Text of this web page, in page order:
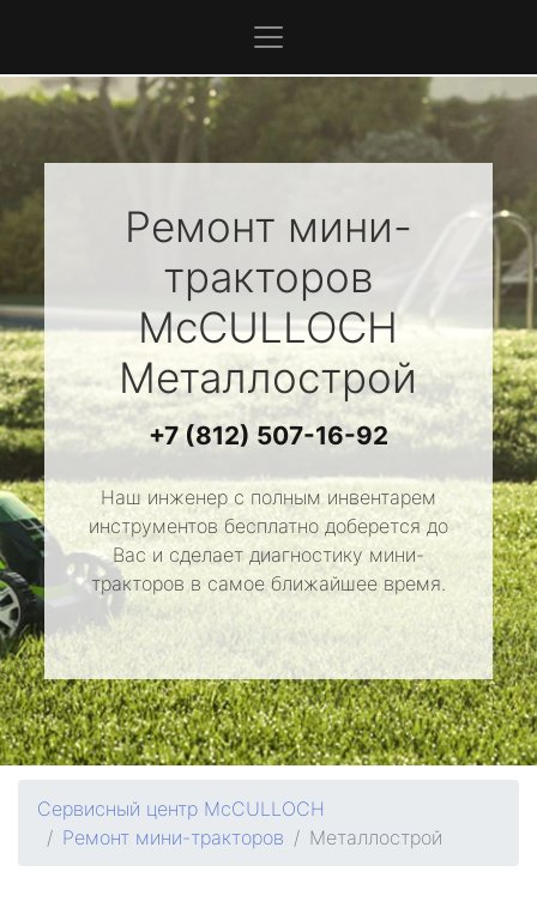
Ремонт мини-
тракторов
McCULLOCH
Металлострой
+7 (812) 507-16-92
Наш инженер с полным инвентарем
инструментов бесплатно доберется до
Вас и сделает диагностику мини-
тракторов в самое ближайшее время.
Сервисный центр McCULLOCH
Ремонт мини-тракторов
Металлострой